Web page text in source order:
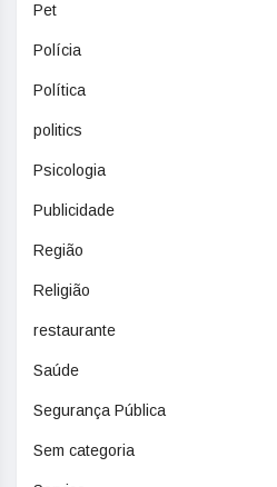
Pet
Polícia
Política
politics
Psicologia
Publicidade
Região
Religião
restaurante
Saúde
Segurança Pública
Sem categoria